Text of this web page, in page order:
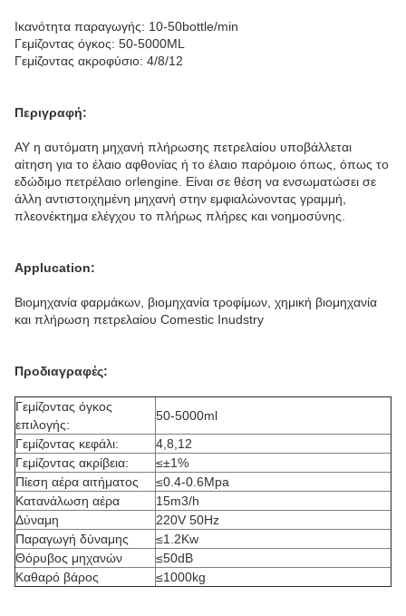
Ικανότητα παραγωγής: 10-50bottle/min
Γεμίζοντας όγκος: 50-5000ML
Γεμίζοντας ακροφύσιο: 4/8/12
Περιγραφή:
AY η αυτόματη μηχανή πλήρωσης πετρελαίου υποβάλλεται
αίτηση για το έλαιο αφθονίας ή το έλαιο παρόμοιο όπως, όπως το
εδώδιμο πετρέλαιο orlengine. Είναι σε θέση να ενσωματώσει σε
άλλη αντιστοιχημένη μηχανή στην εμφιαλώνοντας γραμμή,
πλεονέκτημα ελέγχου το πλήρως πλήρες και νοημοσύνης.
Applucation:
Βιομηχανία φαρμάκων, βιομηχανία τροφίμων, χημική βιομηχανία
και πλήρωση πετρελαίου Comestic Inudstry
Προδιαγραφές:
Γεμίζοντας όγκος
επιλογής:
50-5000ml
Γεμίζοντας κεφάλι:
4,8,12
Γεμίζοντας ακρίβεια:
≤±1%
Πίεση αέρα αιτήματος
≤0.4-0.6Mpa
Κατανάλωση αέρα
15m3/h
Δύναμη
220V 50Hz
Παραγωγή δύναμης
≤1.2Kw
Θόρυβος μηχανών
≤50dB
Καθαρό βάρος
≤1000kg